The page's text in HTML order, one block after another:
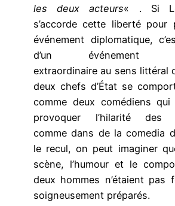
les deux acteurs« . Si
s’accorde cette liberté pour
événement diplomatique,
d’un événement
extraordinaire au sens littéral
deux chefs d’État se
comme deux comédiens
provoquer l’hilarité des
comme dans de la comedia
le recul, on peut imaginer
scène, l’humour et le
deux hommes n’étaient pas
soigneusement préparés.